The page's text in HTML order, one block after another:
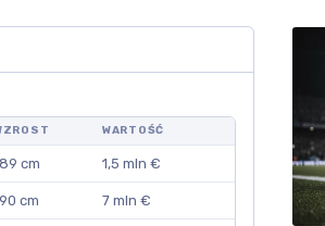
WARTOŚĆ
cm 1,5 mln €
cm 7 mln €